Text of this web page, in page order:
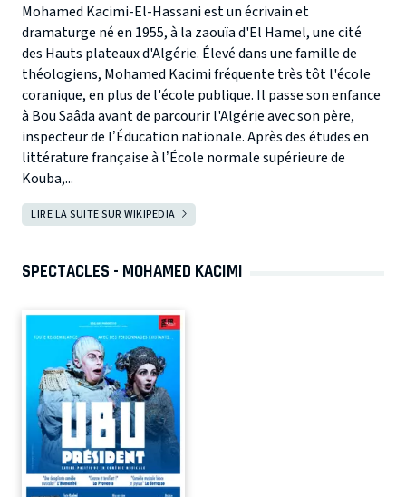
Mohamed Kacimi-El-Hassani est un écrivain et
dramaturge né en 1955, à la zaouïa d'El Hamel, une cité
des Hauts plateaux d'Algérie. Élevé dans une famille de
théologiens, Mohamed Kacimi fréquente très tôt l'école
coranique, en plus de l'école publique. Il passe son enfance
à Bou Saâda avant de parcourir l'Algérie avec son père,
inspecteur de l’Éducation nationale. Après des études en
littérature française à l’École normale supérieure de
Kouba,...
LIRE LA SUITE SUR WIKIPEDIA
SPECTACLES - MOHAMED KACIMI